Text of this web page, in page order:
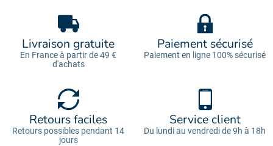
Livraison gratuite
En France à partir de 49 €
d'achats
Paiement sécurisé
Paiement en ligne 100% sécurisé
Retours faciles
Retours possibles pendant 14
jours
Service client
Du lundi au vendredi de 9h à 18h